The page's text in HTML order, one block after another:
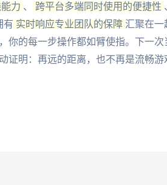
力 、 跨平台多端同时使用的便捷性
有 实时响应专业团队的保障 汇聚在一
你的每一步操作都如臂使指。下一
证明：再远的距离，也不再是流畅游